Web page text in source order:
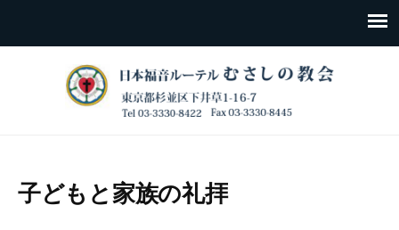
子どもと家族の礼拝